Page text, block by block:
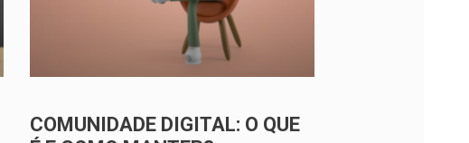
COMUNIDADE DIGITAL: O QUE